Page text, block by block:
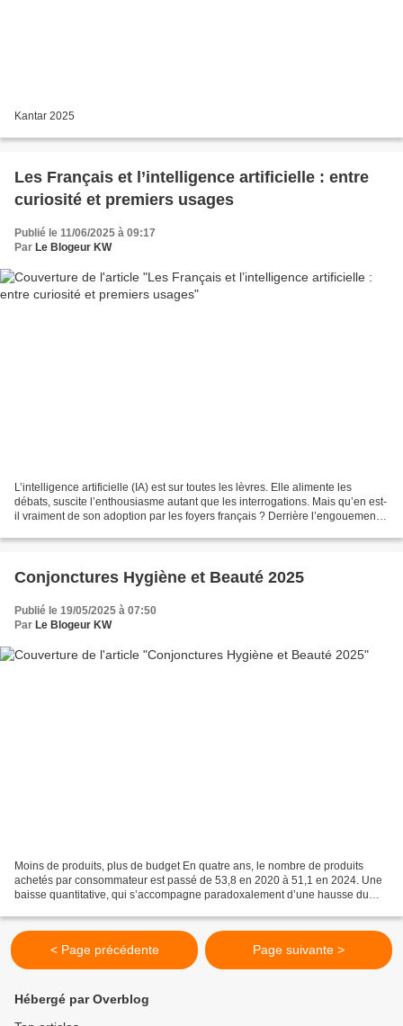
Kantar 2025
Les Français et l’intelligence artificielle : entre
curiosité et premiers usages
Publié le 11/06/2025 à 09:17
Par Le Blogeur KW
L’intelligence artificielle (IA) est sur toutes les lèvres. Elle alimente les
débats, suscite l’enthousiasme autant que les interrogations. Mais qu’en est-
il vraiment de son adoption par les foyers français ? Derrière l’engouement
Conjonctures Hygiène et Beauté 2025
Publié le 19/05/2025 à 07:50
Par Le Blogeur KW
Moins de produits, plus de budget En quatre ans, le nombre de produits
achetés par consommateur est passé de 53,8 en 2020 à 51,1 en 2024. Une
baisse quantitative, qui s’accompagne paradoxalement d’une hausse du
< Page précédente Page suivante >
Hébergé par Overblog